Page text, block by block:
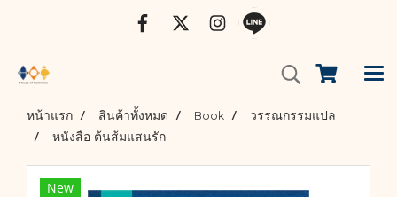
หน้าแรก สินค้าทั้งหมด Book
วรรณกรรมแปล
หนังสือ ต้นส้มแสนรัก
New